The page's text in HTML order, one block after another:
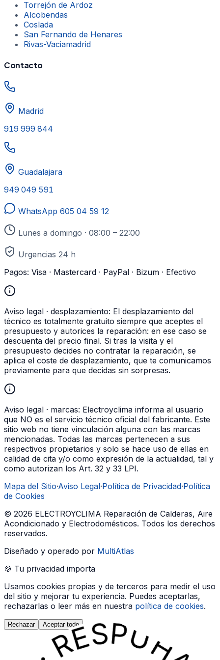
Torrejón de Ardoz
Alcobendas
Coslada
San Fernando de Henares
Rivas-Vaciamadrid
Contacto
Madrid
919 999 844
Guadalajara
949 049 591
WhatsApp 605 04 59 12
Lunes a domingo · 08:00 – 22:00
Urgencias 24 h
Pagos: Visa · Mastercard · PayPal · Bizum · Efectivo
Aviso legal · desplazamiento: El desplazamiento del
técnico es totalmente gratuito siempre que aceptes el
presupuesto y autorices la reparación: en ese caso se
descuenta del precio final. Si tras la visita y el
presupuesto decides no contratar la reparación, se
aplica el coste de desplazamiento, que te comunicamos
previamente para que decidas sin sorpresas.
Aviso legal · marcas: Electroyclima informa al usuario
que NO es el servicio técnico oficial del fabricante. Este
sitio web no tiene vinculación alguna con las marcas
mencionadas. Todas las marcas pertenecen a sus
respectivos propietarios y solo se hace uso de ellas en
calidad de cita y/o como expresión de la actualidad, tal y
como autorizan los Art. 32 y 33 LPI.
Mapa del Sitio·Aviso Legal·Política de Privacidad·Política
de Cookies
© 2026 ELECTROYCLIMA Reparación de Calderas, Aire
Acondicionado y Electrodomésticos. Todos los derechos
reservados.
Diseñado y operado por MultiAtlas
🍪 Tu privacidad importa
Usamos cookies propias y de terceros para medir el uso
del sitio y mejorar tu experiencia. Puedes aceptarlas,
rechazarlas o leer más en nuestra política de cookies.
Rechazar Aceptar todo